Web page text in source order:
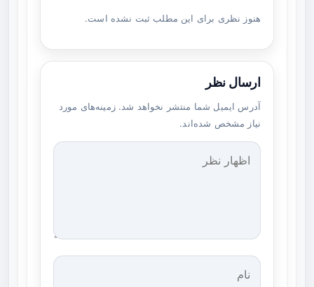
هنوز نظری برای این مطلب ثبت نشده است.
ارسال نظر
آدرس ایمیل شما منتشر نخواهد شد. زمینه‌های مورد
نیاز مشخص شده‌اند.